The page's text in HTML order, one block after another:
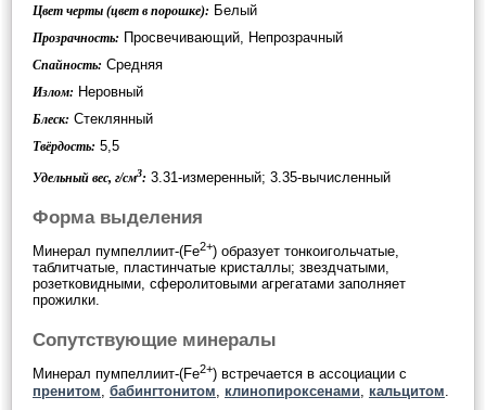
Цвет черты (цвет в порошке): Белый
Прозрачность: Просвечивающий, Непрозрачный
Спайность: Средняя
Излом: Неровный
Блеск: Стеклянный
Твёрдость: 5,5
Удельный вес, г/см3: 3.31-измеренный; 3.35-вычисленный
Форма выделения
Минерал пумпеллиит-(Fe2+) образует тонкоигольчатые,
таблитчатые, пластинчатые кристаллы; звездчатыми,
розетковидными, сферолитовыми агрегатами заполняет
прожилки.
Сопутствующие минералы
Минерал пумпеллиит-(Fe2+) встречается в ассоциации с
пренитом бабингтонитом клинопироксенами кальцитом